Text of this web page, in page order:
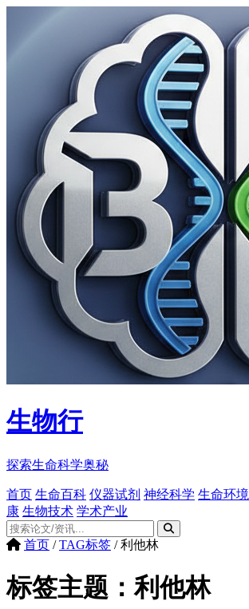
生物行
探索生命科学奥秘
首页 生命百科 仪器试剂 神经科学 生命环境
康 生物技术 学术产业
首页 / TAG标签 / 利他林
标签主题：利他林